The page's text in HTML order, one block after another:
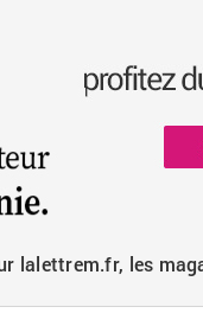
lalettrem.fr, les